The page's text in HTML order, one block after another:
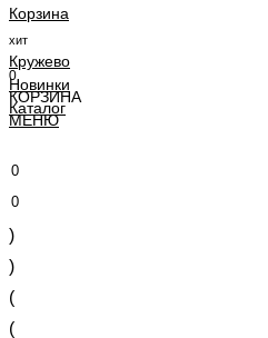
Корзина
хит
Кружево
Новинки
Каталог
0
0
)
)
(
(
0
КОРЗИНА
МЕНЮ